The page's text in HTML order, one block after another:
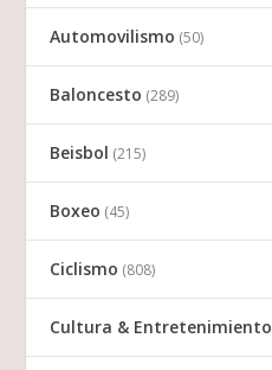
Automovilismo (50)
Baloncesto (289)
Beisbol (215)
Boxeo (45)
Ciclismo (808)
Cultura & Entretenimiento